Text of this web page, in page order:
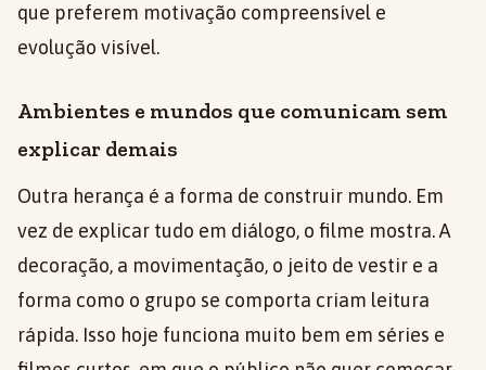
que preferem motivação compreensível e
evolução visível.
Ambientes e mundos que comunicam sem
explicar demais
Outra herança é a forma de construir mundo. Em
vez de explicar tudo em diálogo, o filme mostra. A
decoração, a movimentação, o jeito de vestir e a
forma como o grupo se comporta criam leitura
rápida. Isso hoje funciona muito bem em séries e